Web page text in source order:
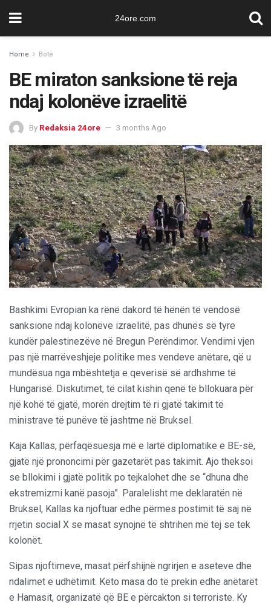
24ore.com
Home Botë
BE miraton sanksione të reja
ndaj kolonëve izraelitë
By Redaksia 24ore 3 months Ago
Bashkimi Evropian ka rënë dakord të hënën të vendosë
sanksione ndaj kolonëve izraelitë, pas dhunës së tyre
kundër palestinezëve në Bregun Perëndimor. Vendimi vjen
pas një marrëveshjeje politike mes vendeve anëtare, që u
mundësua nga mbështetja e qeverisë së ardhshme të
Hungarisë. Diskutimet, të cilat kishin qenë të bllokuara për
një kohë të gjatë, morën drejtim të ri gjatë takimit të
ministrave të punëve të jashtme në Bruksel.
Kaja Kallas, përfaqësuesja më e lartë diplomatike e BE-së,
gjatë një prononcimi për gazetarët pas takimit. Ajo theksoi
se bllokimi i gjatë politik po tejkalohet dhe se “dhuna dhe
ekstremizmi kanë pasoja”. Paralelisht me deklaratën në
Bruksel, Kallas ka njoftuar edhe përmes postimit të saj në
rrjetin social X se masat synojnë të shtrihen më tej se tek
kolonët.
Sipas njoftimeve, masat përfshijnë ngrirjen e aseteve dhe
ndalimet e udhëtimit. Këto masa do të prekin edhe anëtarët
e Hamasit, organizatë që BE e përcakton si terroriste. Ky